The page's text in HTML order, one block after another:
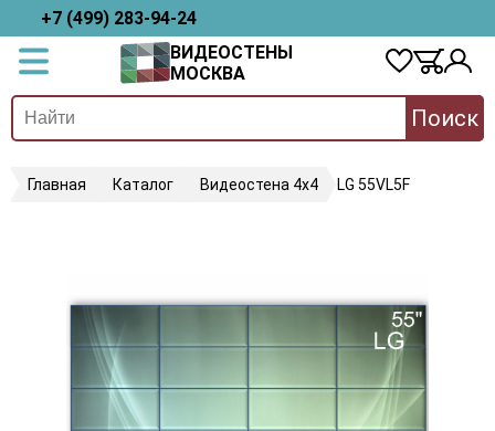
+7 (499) 283-94-24
ВИДЕОСТЕНЫ
МОСКВА
Поиск
Главная Каталог Видеостена 4х4 LG 55VL5F